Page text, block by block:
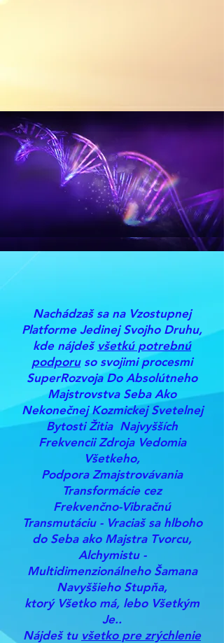
Nachádzaš sa na Vzostupnej
Platforme Jedinej Svojho Druhu,
kde nájdeš všetkú potrebnú
podporuso svojimi procesmi
SuperRozvoja Do Absolútneho
Majstrovstva Seba Ako
Nekonečnej Kozmickej Svetelnej
Bytosti Žitia Najvyšších
Frekvencii Zdroja Vedomia
Všetkeho,
Podpora Zmajstrovávania
Transformácie cez
Frekvenčno-Vibračnú
Transmutáciu - Vraciaš sa hlboho
do Seba ako Majstra Tvorcu,
Alchymistu -
Multidimenzionálneho Šamana
Navyššieho Stupňa,
ktorý Všetko má, lebo Všetkým
Je..
Nájdeš tu všetko pre zrýchlenie